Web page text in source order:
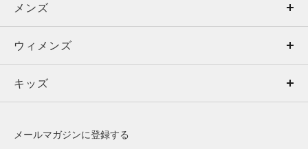
メンズ
ウィメンズ
キッズ
メンズ
トップス
ボトムス
ウィメンズ
トップス
キッズ
メールマガジンに登録する